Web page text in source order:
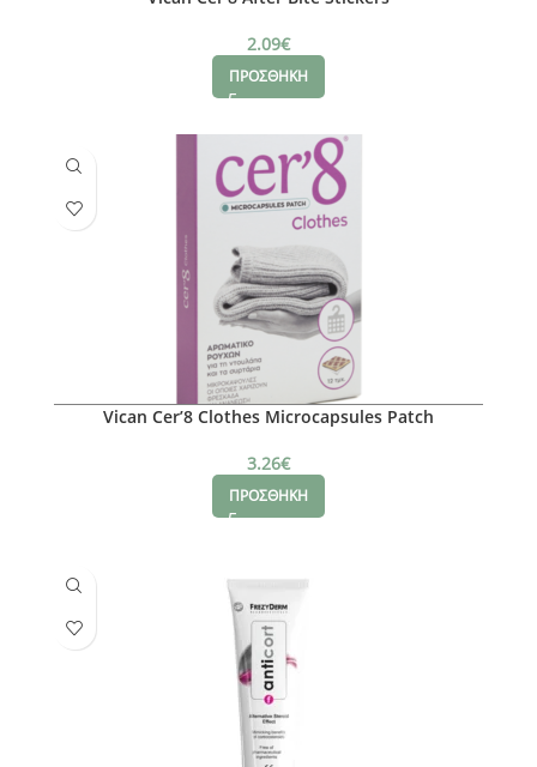
2.09€
ΠΡΟΣΘΗΚΗ
Vican Cer’8 Clothes Microcapsules Patch
3.26€
ΠΡΟΣΘΗΚΗ